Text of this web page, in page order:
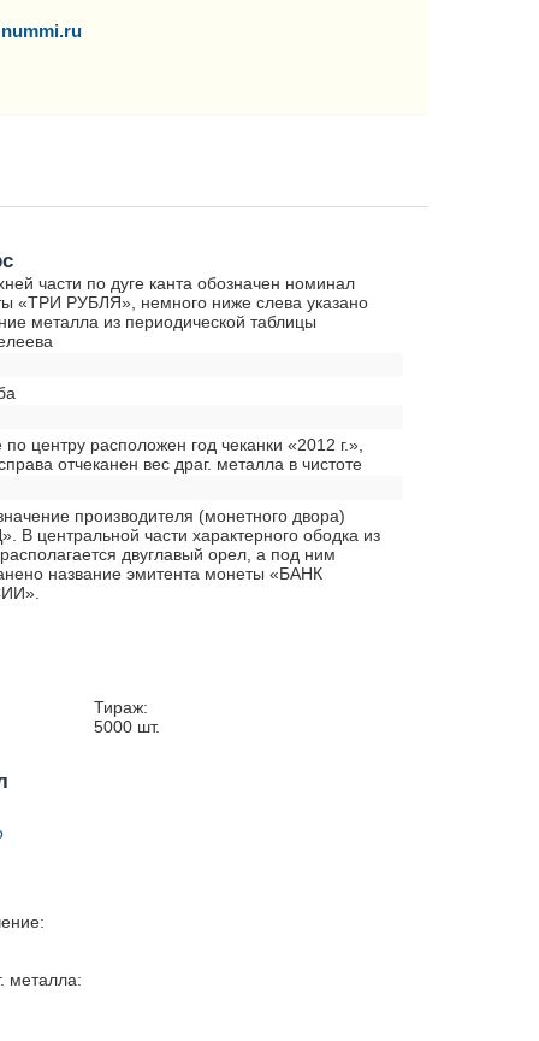
части по дуге канта обозначен номинал
«ТРИ РУБЛЯ», немного ниже слева указано
металла из периодической таблицы
по центру расположен год чеканки «2012 г.»,
отчеканен вес драг. металла в чистоте
производителя (монетного двора)
В центральной части характерного ободка из
двуглавый орел, а под ним
название эмитента монеты «БАНК
Тираж:
5000 шт.
металла: